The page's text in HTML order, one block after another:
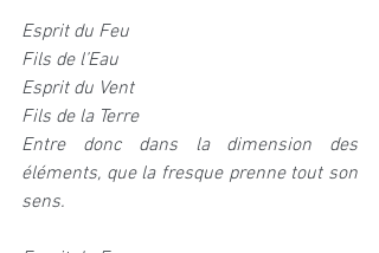
Esprit du Feu
Fils de l’Eau
Esprit du Vent
Fils de la Terre
Entre donc dans la dimension des
éléments, que la fresque prenne tout son
sens.